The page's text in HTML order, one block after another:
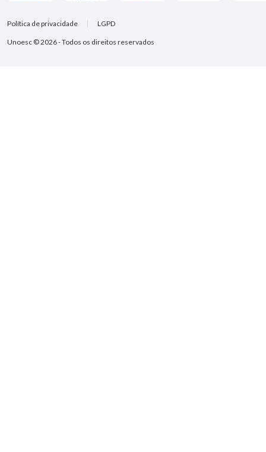
Unoesc © 2026 - Todos os direitos reservados
Política de privacidade LGPD